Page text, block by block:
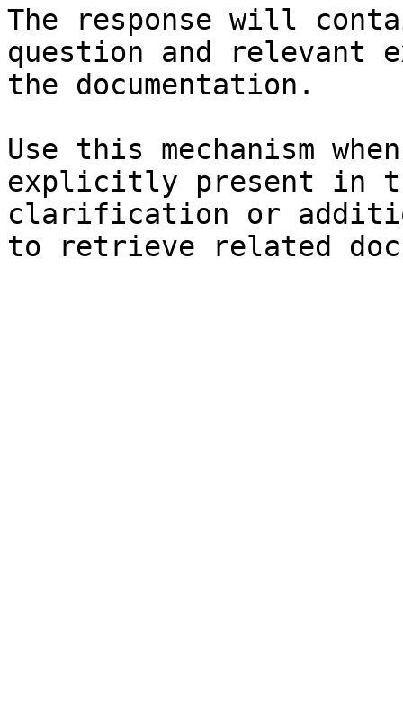
The response will
question and relevant
the documentation.
Use this mechanism
explicitly present in
clarification or